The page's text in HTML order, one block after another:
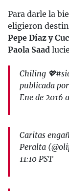
Para darle la
eligieron
Pepe Díaz y
Paola Saad
Chiling
publicada
Ene de 2016
Caritas
Peralta
11:10 PST